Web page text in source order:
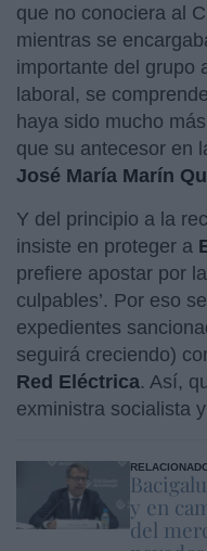
que no conociera al
mientras se
importante del grupo
laboral, se
haya sido mucho
que su antecesor en
José María Marín
Y del principio a la
insiste en proteger a
prefiere apostar por
culpables’. Por eso
expedientes
seguirá creciendo)
Red Eléctrica. Así,
exministra socialista
y en
del